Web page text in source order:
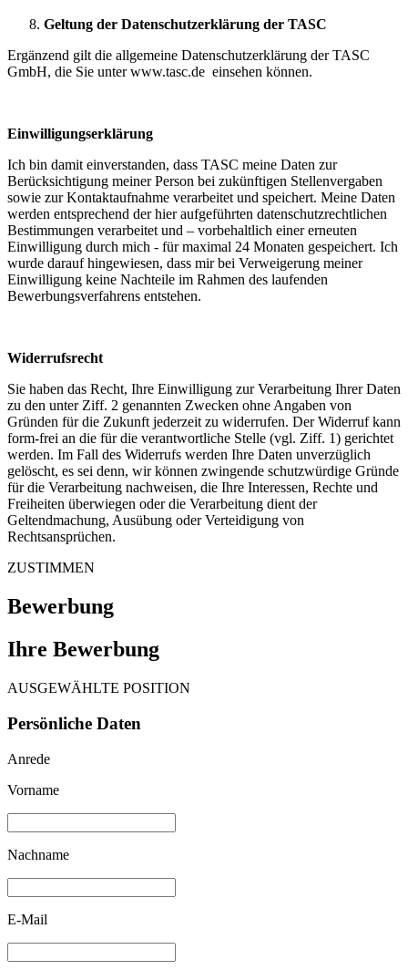
Geltung der Datenschutzerklärung der TASC
Ergänzend gilt die allgemeine Datenschutzerklärung der TASC
GmbH, die Sie unter www.tasc.de einsehen können.
Einwilligungserklärung
Ich bin damit einverstanden, dass TASC meine Daten zur
Berücksichtigung meiner Person bei zukünftigen Stellenvergaben
sowie zur Kontaktaufnahme verarbeitet und speichert. Meine Daten
werden entsprechend der hier aufgeführten datenschutzrechtlichen
Bestimmungen verarbeitet und – vorbehaltlich einer erneuten
Einwilligung durch mich - für maximal 24 Monaten gespeichert. Ich
wurde darauf hingewiesen, dass mir bei Verweigerung meiner
Einwilligung keine Nachteile im Rahmen des laufenden
Bewerbungsverfahrens entstehen.
Widerrufsrecht
Sie haben das Recht, Ihre Einwilligung zur Verarbeitung Ihrer Daten
zu den unter Ziff. 2 genannten Zwecken ohne Angaben von
Gründen für die Zukunft jederzeit zu widerrufen. Der Widerruf kann
form-frei an die für die verantwortliche Stelle (vgl. Ziff. 1) gerichtet
werden. Im Fall des Widerrufs werden Ihre Daten unverzüglich
gelöscht, es sei denn, wir können zwingende schutzwürdige Gründe
für die Verarbeitung nachweisen, die Ihre Interessen, Rechte und
Freiheiten überwiegen oder die Verarbeitung dient der
Geltendmachung, Ausübung oder Verteidigung von
Rechtsansprüchen.
ZUSTIMMEN
Bewerbung
Ihre Bewerbung
AUSGEWÄHLTE POSITION
Persönliche Daten
Anrede
Vorname
Nachname
E-Mail